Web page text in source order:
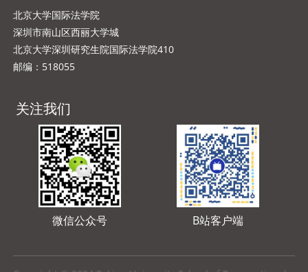
北京大学国际法学院
深圳市南山区西丽大学城
北京大学深圳研究生院国际法学院410
邮编：518055
关注我们
微信公众号 B站客户端